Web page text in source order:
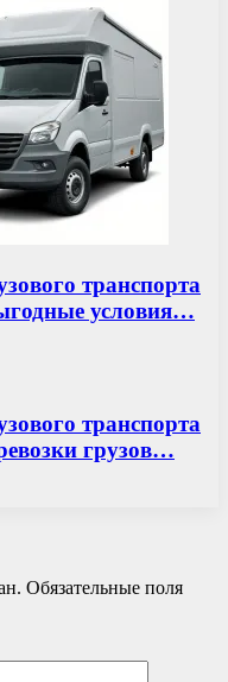
транспорта
условия…
транспорта
грузов…
Обязательные поля